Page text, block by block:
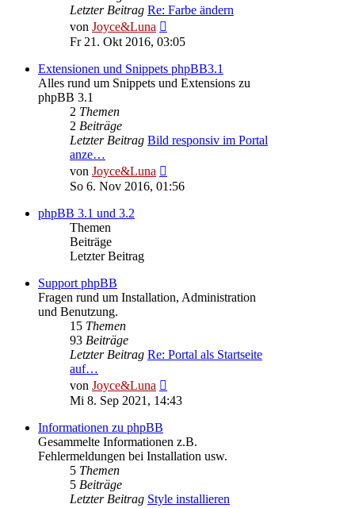
Letzter Beitrag Re: Farbe ändern
von Joyce&Luna
Beitrag
Fr 21. Okt 2016, 03:05
Extensionen und Snippets phpBB3.1
Alles rund um Snippets und Extensions zu
phpBB 3.1
2 Themen
2 Beiträge
Letzter Beitrag Bild responsiv im Portal
anze…
von Joyce&Luna
Beitrag
So 6. Nov 2016, 01:56
phpBB 3.1 und 3.2
Themen
Beiträge
Letzter Beitrag
Support phpBB
Fragen rund um Installation, Administration
und Benutzung.
15 Themen
93 Beiträge
Letzter Beitrag Re: Portal als Startseite
auf…
von Joyce&Luna
Beitrag
Mi 8. Sep 2021, 14:43
Informationen zu phpBB
Gesammelte Informationen z.B.
Fehlermeldungen bei Installation usw.
5 Themen
5 Beiträge
Letzter Beitrag Style installieren